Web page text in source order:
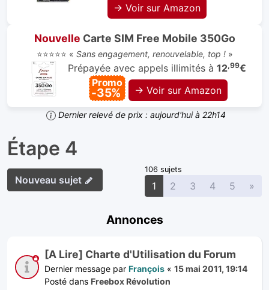
→ Voir sur Amazon
Nouvelle Carte SIM Free Mobile 350Go
⭐⭐⭐⭐⭐ « Sans engagement, renouvelable, top !»
Prépayée avec appels illimités à 12,99€
Promo
-35% → Voir sur Amazon
Dernier relevé de prix : aujourd'hui à 22h14
Étape 4
Nouveau sujet
106 sujets
1 2 3 4 5 »
Annonces
[A Lire] Charte d'Utilisation du Forum
Dernier message par François « 15 mai 2011, 19:14
Posté dans Freebox Révolution